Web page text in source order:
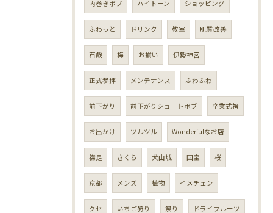
内巻きボブ ハイトーン ショッピング
ふわっと ドリンク 教室 肌質改善
石鹸 梅 お揃い 伊勢神宮
正式参拝 メンテナンス ふわふわ
前下がり 前下がりショートボブ 卒業式袴
お出かけ ツルツル Wonderfulなお店
襟足 さくら 犬山城 国宝 桜
京都 メンズ 植物 イメチェン
クセ いちご狩り 祭り ドライフルーツ